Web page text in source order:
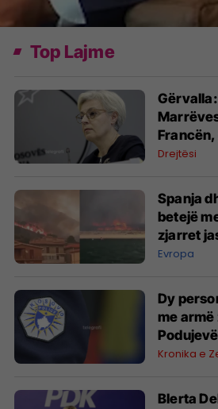
Top Lajme
Gërvalla:
krimin e
Drejtësi
Spanja
betejë
zjarret
- pamje
Evropa
Dy
me armë
Kronika e
Blerta